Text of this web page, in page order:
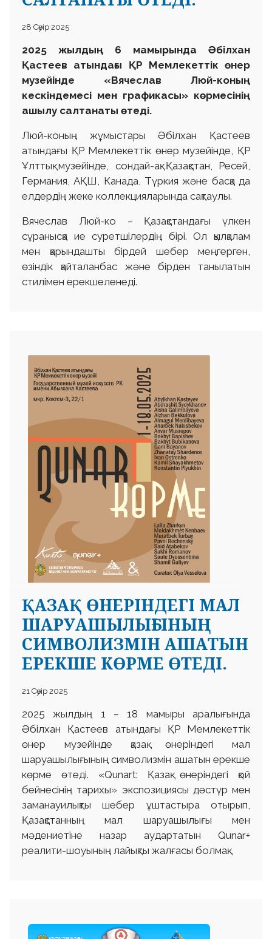
28 Сәуір 2025
2025 жылдың 6 мамырында Әбілхан
Қастеев атындағы ҚР Мемлекеттік өнер
музейінде «Вячеслав Люй-коның
кескіндемесі мен графикасы» көрмесінің
ашылу салтанаты өтеді.
Люй-коның жұмыстары Әбілхан Қастеев
атындағы ҚР Мемлекеттік өнер музейінде, ҚР
Ұлттық музейінде, сондай-ақ Қазақстан, Ресей,
Германия, АҚШ, Канада, Түркия және басқа да
елдердің жеке коллекцияларында сақтаулы.
Вячеслав Люй-ко – Қазақстандағы үлкен
сұранысқа ие суретшілердің бірі. Ол қылқалам
мен қарындашты бірдей шебер меңгерген,
өзіндік қайталанбас және бірден танылатын
стилімен ерекшеленеді.
ҚАЗАҚ ӨНЕРІНДЕГІ МАЛ
ШАРУАШЫЛЫҒЫНЫҢ
СИМВОЛИЗМІН АШАТЫН
ЕРЕКШЕ КӨРМЕ ӨТЕДІ.
21 Сәуір 2025
2025 жылдың 1 – 18 мамыры аралығында
Әбілхан Қастеев атындағы ҚР Мемлекеттік
өнер музейінде қазақ өнеріндегі мал
шаруашылығының символизмін ашатын ерекше
көрме өтеді. «Qunart: Қазақ өнеріндегі қой
бейнесінің тарихы» экспозициясы дәстүр мен
заманауилықты шебер ұштастыра отырып,
Қазақстанның мал шаруашылығы мен
мәдениетіне назар аудартатын Qunar+
реалити-шоуының лайықты жалғасы болмақ.